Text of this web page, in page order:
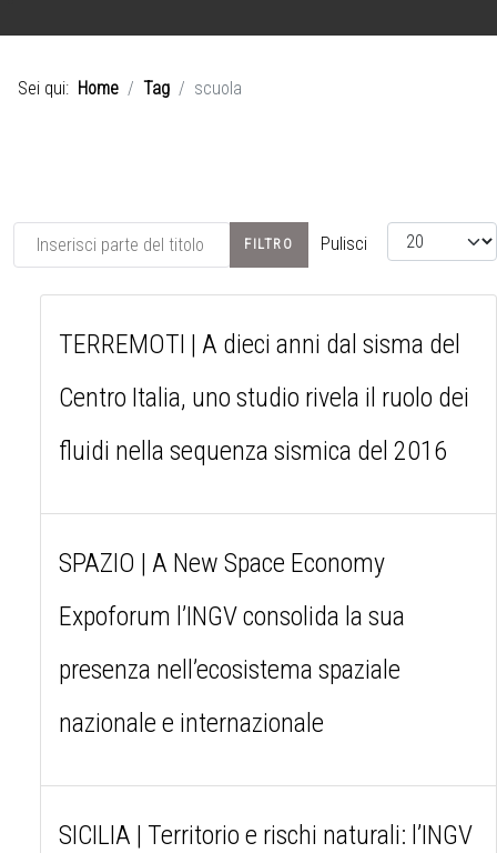
Sei qui: Home Tag scuola
Inserisci parte del titolo FILTRO Pulisci Visualizza #
TERREMOTI | A dieci anni dal sisma del
Centro Italia, uno studio rivela il ruolo dei
fluidi nella sequenza sismica del 2016
SPAZIO | A New Space Economy
Expoforum l’INGV consolida la sua
presenza nell’ecosistema spaziale
nazionale e internazionale
SICILIA | Territorio e rischi naturali: l’INGV